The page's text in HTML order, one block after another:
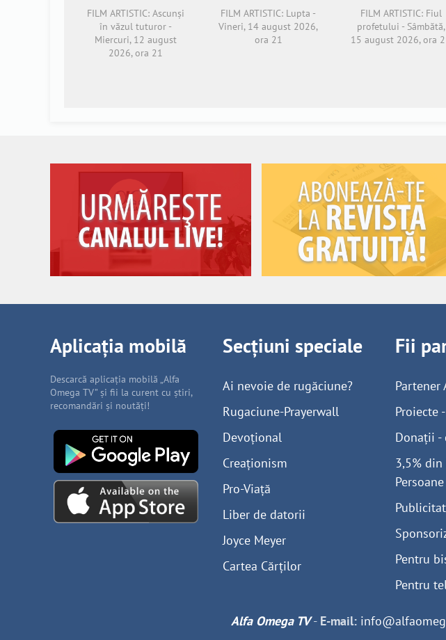
FILM ARTISTIC: Ascunși
în văzul tuturor -
Miercuri, 12 august
2026, ora 21
FILM ARTISTIC: Lupta -
Vineri, 14 august 2026,
ora 21
FILM ARTISTIC: Fiul
profetului - Sâmbătă,
15 august 2026, ora
Aplicația mobilă
Descarcă aplicația mobilă „Alfa
Omega TV” și fii la curent cu știri,
recomandări și noutăți!
Secțiuni speciale
Ai nevoie de rugăciune?
Rugaciune-Prayerwall
Devoțional
Creaționism
Pro-Viață
Liber de datorii
Joyce Meyer
Cartea Cărților
Fii
Partener
Proiecte
Donații -
3,5%
Persoane
Pentru
Pentru
Alfa Omega TV- E-mail: